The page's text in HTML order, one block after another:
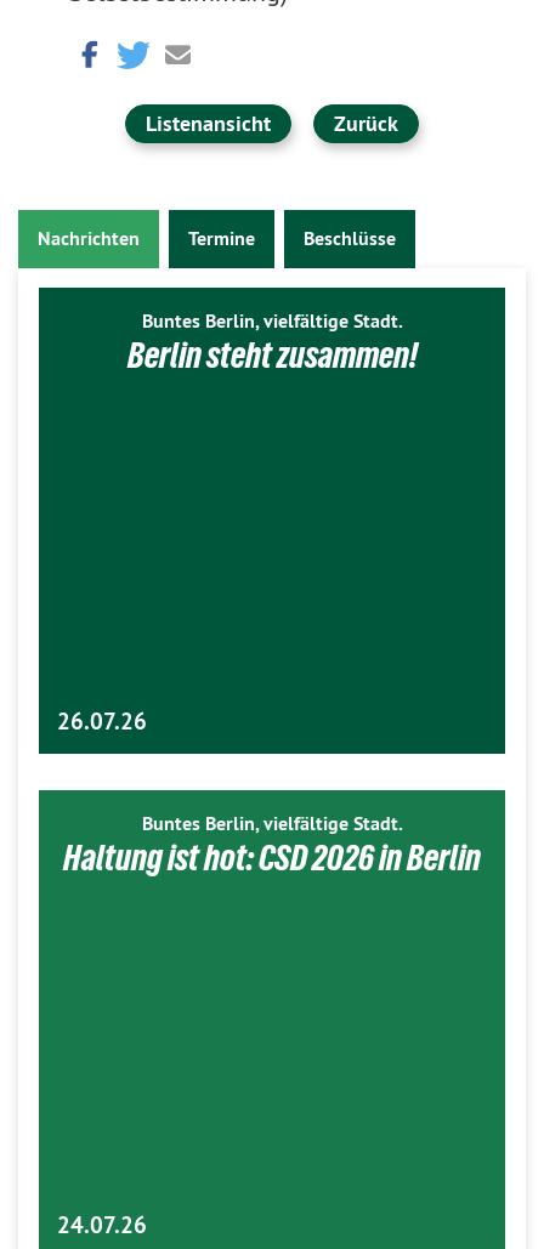
Listenansicht Zurück
Nachrichten Termine Beschlüsse
Buntes Berlin, vielfältige Stadt.
Berlin steht zusammen!
26.07.26
Buntes Berlin, vielfältige Stadt.
Haltung ist hot: CSD 2026 in Berlin
24.07.26